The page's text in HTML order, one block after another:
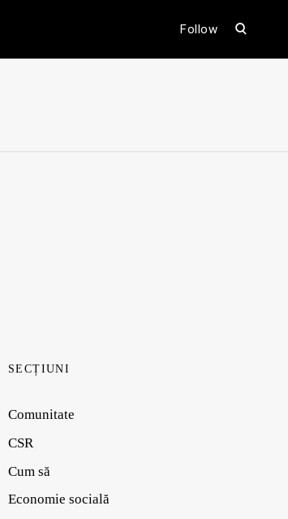
Follow
open
form
SECȚIUNI
Comunitate
CSR
Cum să
Economie socială